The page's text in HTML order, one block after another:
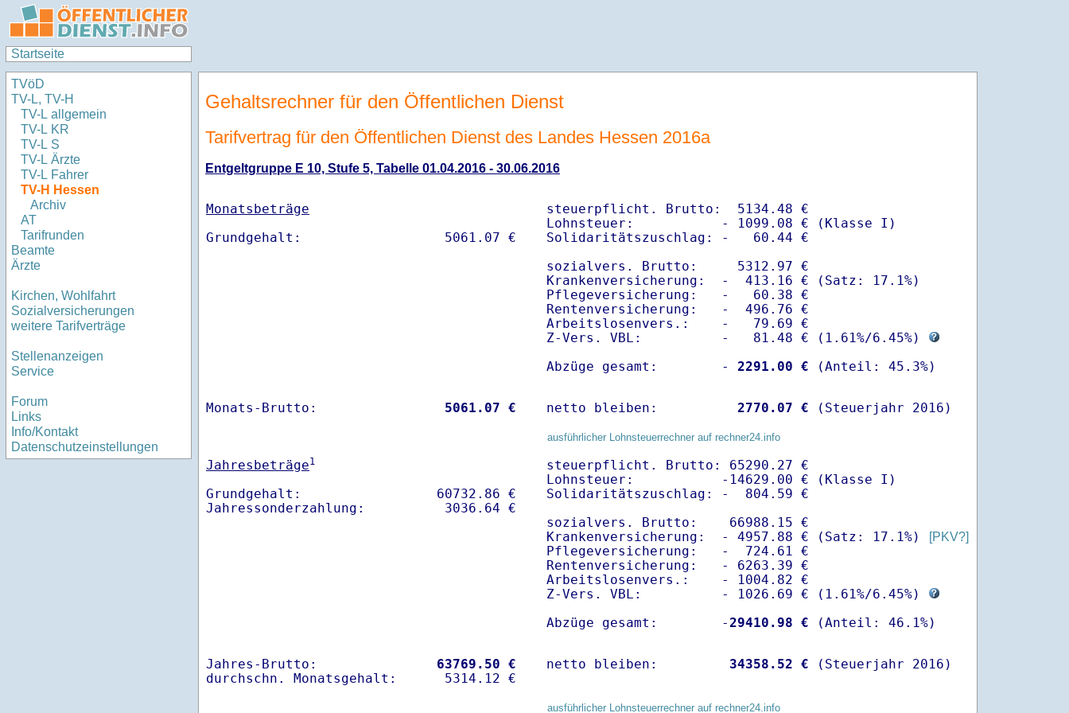
Startseite
TVöD
TV-L, TV-H
TV-L allgemein
TV-L KR
TV-L S
TV-L Ärzte
TV-L Fahrer
TV-H Hessen
Archiv
AT
Tarifrunden
Beamte
Ärzte
Kirchen, Wohlfahrt
Sozialversicherungen
weitere Tarifverträge
Stellenanzeigen
Service
Forum
Links
Info/Kontakt
Datenschutzeinstellungen
Gehaltsrechner für den Öffentlichen Dienst
Tarifvertrag für den Öffentlichen Dienst des Landes Hessen 2016a
Entgeltgruppe E 10, Stufe 5, Tabelle 01.04.2016 - 30.06.2016
Monatsbeträge
steuerpflicht. Brutto:  5134.48 €
Lohnsteuer:           - 1099.08 € (Klasse I)
Solidaritätszuschlag: -   60.44 €
sozialvers. Brutto:     5312.97 €
Krankenversicherung:  -  413.16 € (Satz: 17.1%)
Pflegeversicherung:   -   60.38 €
Rentenversicherung:   -  496.76 €
Arbeitslosenvers.:    -   79.69 €
Z-Vers. VBL:          -   81.48 € ( 1.61%/6.45%)
Abzüge gesamt:        -
2291.00 €
Monats-Brutto: 5061.07 € netto bleiben: 2770.07 € (Steuerjahr 2016)
ausführlicher Lohnsteuerrechner auf rechner24.info
Jahresbeträge1
Grundgehalt:                 60732.86 €
steuerpflicht. Brutto: 65290.27 €
Lohnsteuer:           -14629.00 € (Klasse I)
Solidaritätszuschlag: -  804.59 €
sozialvers. Brutto:    66988.15 €
Krankenversicherung:  - 4957.88 € (Satz: 17.1%)
[PKV?]
Pflegeversicherung:   -  724.61 €
Rentenversicherung:   - 6263.39 €
Arbeitslosenvers.:    - 1004.82 €
Z-Vers. VBL:          - 1026.69 € ( 1.61%/6.45%)
Abzüge gesamt:        -29410.98 €
Jahres-Brutto: 63769.50 €
netto bleiben: 34358.52 € (Steuerjahr 2016)
ausführlicher Lohnsteuerrechner auf rechner24.info